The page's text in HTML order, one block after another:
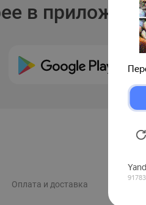
в
Оплата и доставка